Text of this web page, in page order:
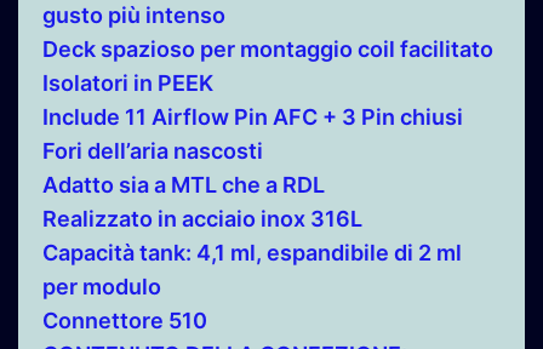
gusto più intenso
Deck spazioso per montaggio coil facilitato
Isolatori in PEEK
Include 11 Airflow Pin AFC + 3 Pin chiusi
Fori dell’aria nascosti
Adatto sia a MTL che a RDL
Realizzato in acciaio inox 316L
Capacità tank: 4,1 ml, espandibile di 2 ml
per modulo
Connettore 510